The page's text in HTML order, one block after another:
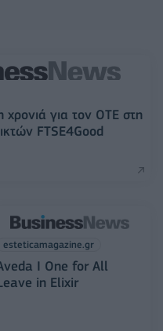
χρονιά για τον ΟΤΕ στη
FTSE4Good
esteticamagazine.gr
I One for All
in Elixir